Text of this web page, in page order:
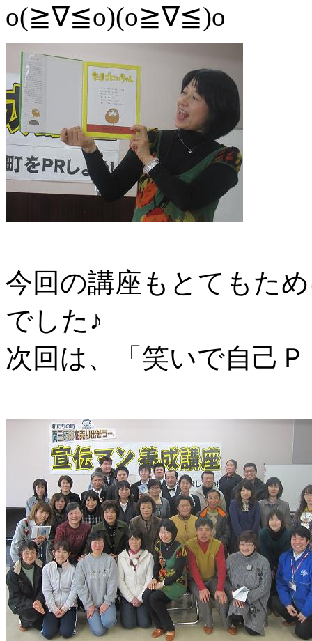
o(≧∇≦o)(o≧∇≦)o
今回の講座もとてもた
でした♪
次回は、「笑いで自己